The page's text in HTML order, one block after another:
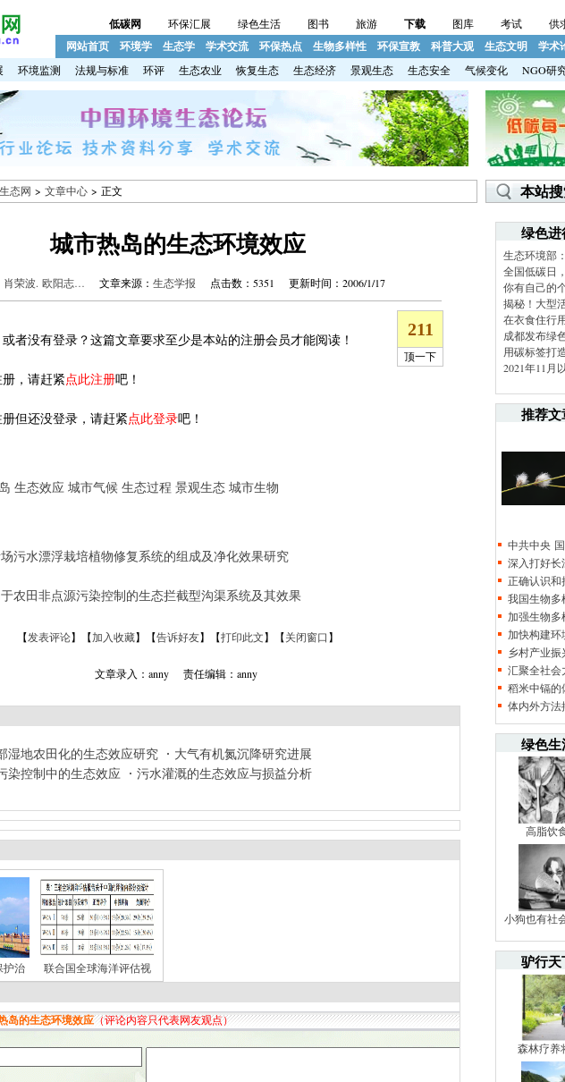
低碳网 环保汇展 绿色生活 图书 旅游 下载 图库 考试 供
网站首页 环境学 生态学 学术交流 环保热点 生物多样性 环保宣教 科普大观 生态文明 学术
环境监测 法规与标准 环评 生态农业 恢复生态 生态经济 景观生态 生态安全 气候变化 NGO研
态网 > 文章中心 > 正文 本站
城市热岛的生态环境效应
肖荣波. 欧阳志… 文章来源： 生态学报 点击数：5351 更新时间：2006/1/17
者没有登录？这篇文章要求至少是本站的注册会员才能阅读！
，请赶紧点此注册吧！
但还没登录，请赶紧点此登录吧！
生态效应 城市气候 生态过程 景观生态 城市生物
污水漂浮栽培植物修复系统的组成及净化效果研究
农田非点源污染控制的生态拦截型沟渠系统及其效果
【发表评论】【加入收藏】【告诉好友】【打印此文】【关闭窗口】
文章录入：anny 责任编辑：anny
湿地农田化的生态效应研究
大气有机氮沉降研究进展
染控制中的生态效应
污水灌溉的生态效应与损益分析
护治 联合国全球海洋评估视
绿色进
生态环境部
全国低碳日
你有自己的
揭秘！大型
在衣食住行
成都发布绿
用碳标签打
2021年11月
推荐文
中共中央
深入打好长
正确认识和
我国生物多
加强生物多
加快构建环
乡村产业
汇聚全社会
稻米中镉的
体内外方法
绿色生
高脂饮
小狗也有社
驴行天
森林疗养